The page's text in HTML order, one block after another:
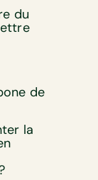
du
de
la